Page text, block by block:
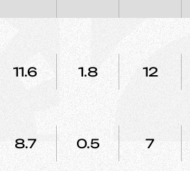
11.6 1.8 12
8.7 0.5 7